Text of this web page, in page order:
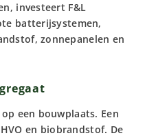
investeert F&L
batterijsystemen,
zonnepanelen en
een bouwplaats. Een
en biobrandstof. De